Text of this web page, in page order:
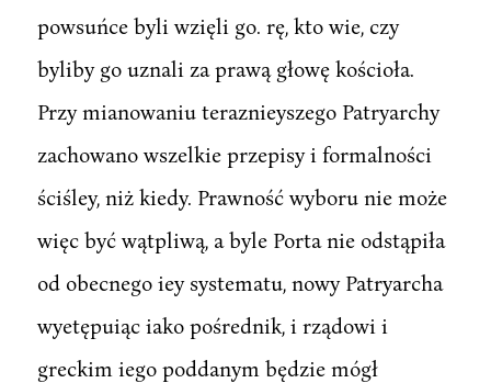
powsuńce byli wzięli go. rę, kto wie, czy
byliby go uznali za prawą głowę kościoła.
Przy mianowaniu teraznieyszego Patryarchy
zachowano wszelkie przepisy i formalności
ściśley, niż kiedy. Prawność wyboru nie może
więc być wątpliwą, a byle Porta nie odstąpiła
od obecnego iey systematu, nowy Patryarcha
wyetępuiąc iako pośrednik, i rządowi i
greckim iego poddanym będzie mógł